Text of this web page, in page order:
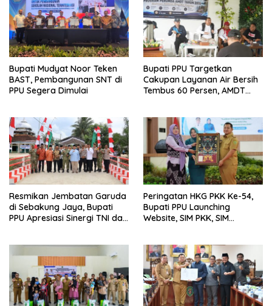
Bupati Mudyat Noor Teken
BAST, Pembangunan SNT di
PPU Segera Dimulai
Bupati PPU Targetkan
Cakupan Layanan Air Bersih
Tembus 60 Persen, AMDT
Resmikan Jembatan Garuda
di Sebakung Jaya, Bupati
PPU Apresiasi Sinergi TNI dan
Peringatan HKG PKK Ke-54,
Bupati PPU Launching
Website, SIM PKK, SIM